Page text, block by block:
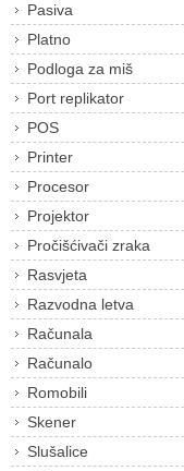
Pasiva
Platno
Podloga za miš
Port replikator
POS
Printer
Procesor
Projektor
Pročišćivači zraka
Rasvjeta
Razvodna letva
Računala
Računalo
Romobili
Skener
Slušalice